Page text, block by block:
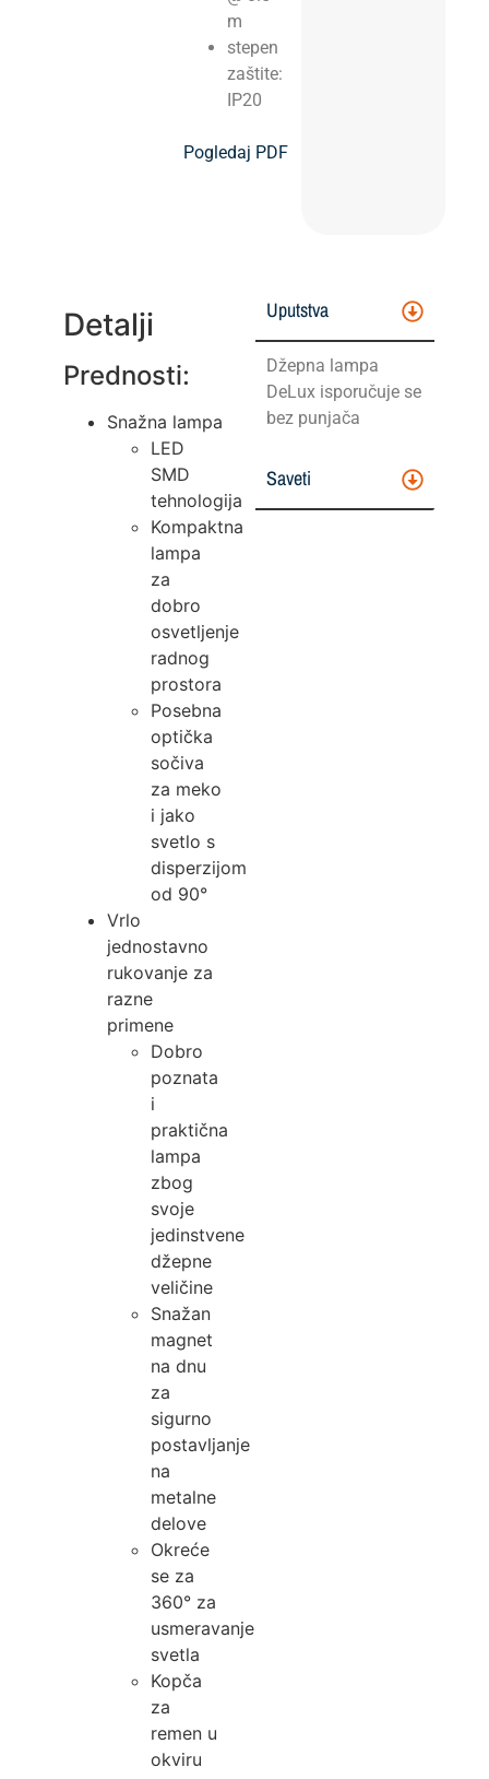
m
stepen
zaštite:
IP20
Pogledaj PDF
Detalji
Prednosti:
Snažna lampa
LED
SMD
tehnologija
Kompaktna
lampa
za
dobro
osvetljenje
radnog
prostora
Posebna
optička
sočiva
za meko
i jako
svetlo s
disperzijom
od 90°
Vrlo
jednostavno
rukovanje za
razne
primene
Dobro
poznata
i
praktična
lampa
zbog
svoje
jedinstvene
džepne
veličine
Snažan
magnet
na dnu
za
sigurno
postavljanje
na
metalne
delove
Okreće
se za
360° za
usmeravanje
svetla
Kopča
za
remen u
okviru
Uputstva
Džepna lampa
DeLux isporučuje se
bez punjača
Saveti